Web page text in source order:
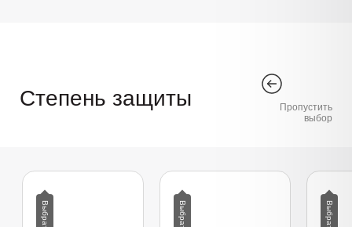
Степень защиты
Пропустить
выбор